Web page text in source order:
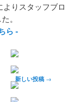
りスタッフブロ
。
ら -
新しい投稿 →